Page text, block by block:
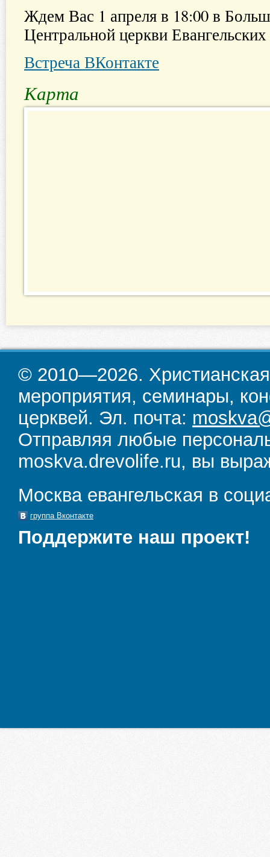
Ждем Вас 1 апреля в 18:00 в
Центральной церкви
Встреча ВКонтакте
Карта
© 2010—2026.
мероприятия, семинары,
церквей. Эл. почта:
Отправляя любые
moskva.drevolife.ru, вы
Москва евангельская в
группа Вконтакте
Поддержите наш проект!